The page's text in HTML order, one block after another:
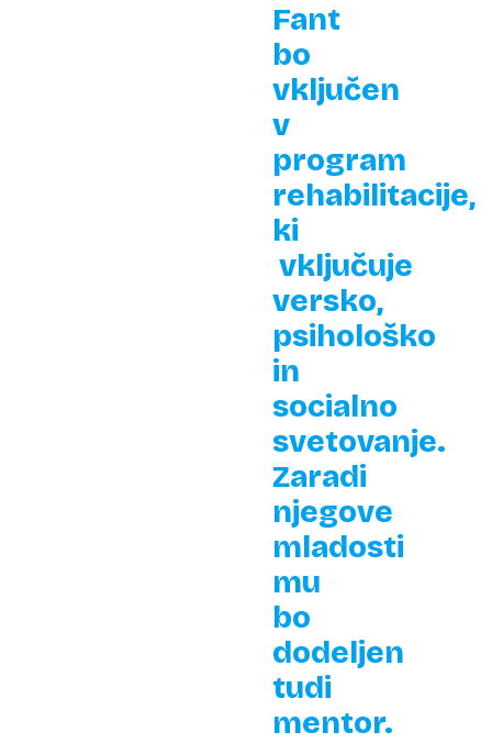
Fant
bo
vključen
v
program
rehabilitacije,
ki
vključuje
versko,
psihološko
in
socialno
svetovanje.
Zaradi
njegove
mladosti
mu
bo
dodeljen
tudi
mentor.